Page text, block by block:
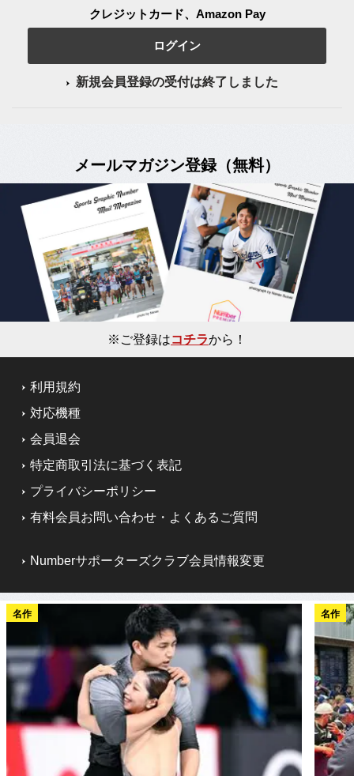
クレジットカード、Amazon Pay
ログイン
新規会員登録の受付は終了しました
メールマガジン登録（無料）
※ご登録はコチラから！
利用規約
対応機種
会員退会
特定商取引法に基づく表記
プライバシーポリシー
有料会員お問い合わせ・よくあるご質問
Numberサポーターズクラブ会員情報変更
名作 名作